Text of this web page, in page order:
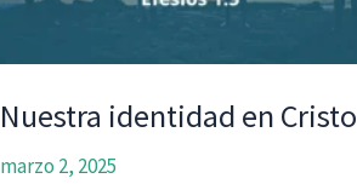
Nuestra identidad en Cristo
marzo 2, 2025